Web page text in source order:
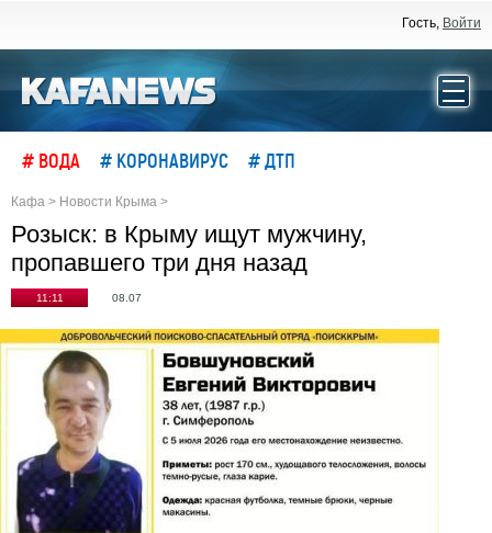
Гость, Войти
# ВОДА # КОРОНАВИРУС # ДТП
Кафа > Новости Крыма >
Розыск: в Крыму ищут мужчину,
пропавшего три дня назад
11:11 08.07